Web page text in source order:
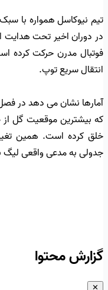
تیم نیوکاسل همواره با
در دوران اخیر تحت
فوتبال مدرن حرکت کرده
انتقال سریع توپ.
که بیشترین موقعیت گل
خلق کرده است. همین
جدولی به مدعی واقعی لیگ
گزارش محتوا
✕